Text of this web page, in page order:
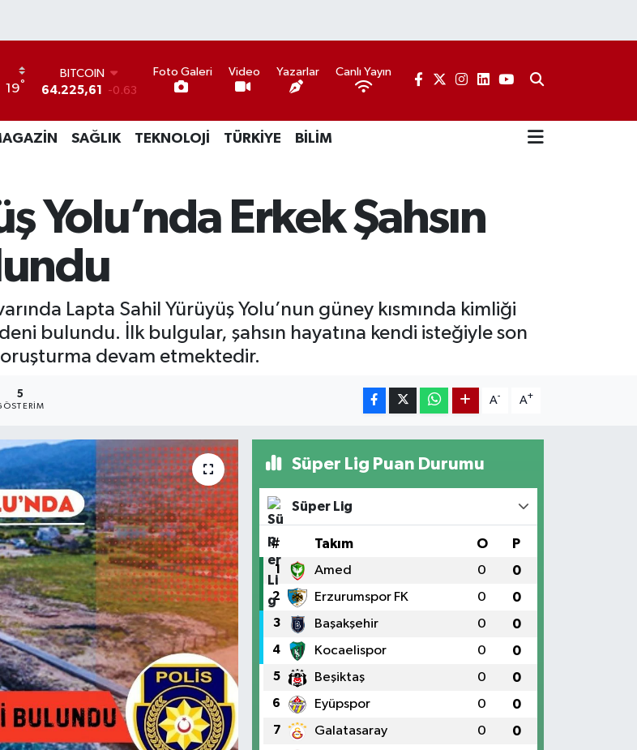
19°
BITCOIN
64.225,61
-0.63
47,6704 0
EURO
GRAM ALTIN
6510.40
0.45
13.799
70
Foto Galeri Video Yazarlar Canlı Yayın
SAĞLIK TEKNOLOJİ TÜRKİYE BİLİM
Yolu’nda Erkek Şahsın
Lapta Sahil Yürüyüş Yolu’nun güney kısmında kimliği
bulundu. İlk bulgular, şahsın hayatına kendi isteğiyle son
devam etmektedir.
5 A- A+
Süper Lig Puan Durumu
Süper Lig
# Takım O P
1 Amed 0 0
2 Erzurumspor FK 0 0
3 Başakşehir 0 0
4 Kocaelispor 0 0
5 Beşiktaş 0 0
6 Eyüpspor 0 0
7 Galatasaray 0 0